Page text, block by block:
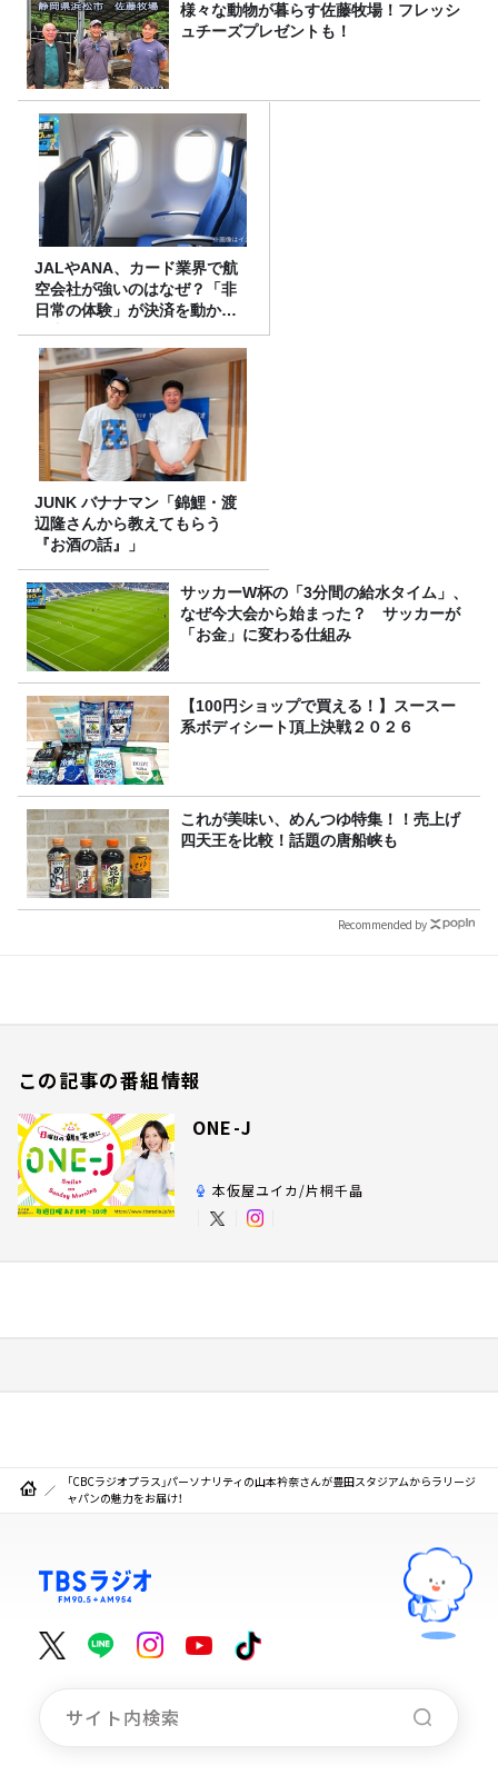
様々な動物が暮らす佐藤牧場！フレッシ
ュチーズプレゼントも！
JALやANA、カード業界で航
空会社が強いのはなぜ？「非
日常の体験」が決済を動かす
理由
JUNK バナナマン「錦鯉・渡
辺隆さんから教えてもらう
『お酒の話』」
サッカーW杯の「3分間の給水タイム」、
なぜ今大会から始まった？ サッカーが
「お金」に変わる仕組み
【100円ショップで買える！】スースー
系ボディシート頂上決戦２０２６
これが美味い、めんつゆ特集！！売上げ
四天王を比較！話題の唐船峡も
Recommended by
この記事の番組情報
ONE-J
本仮屋ユイカ/片桐千晶
「CBCラジオプラス」パーソナリティの山本衿奈さんが豊田スタジアムからラリージ
ャパンの魅力をお届け！